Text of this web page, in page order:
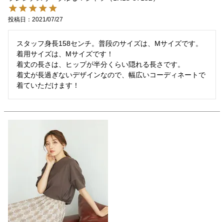
投稿日 2021/07/27
スタッフ身長158センチ。普段のサイズは、Mサイズです。
着用サイズは、Mサイズです！
着丈の長さは、ヒップが半分くらい隠れる長さです。
着丈が長過ぎないデザインなので、幅広いコーディネートで
着ていただけます！